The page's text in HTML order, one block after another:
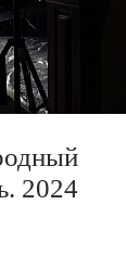
2024